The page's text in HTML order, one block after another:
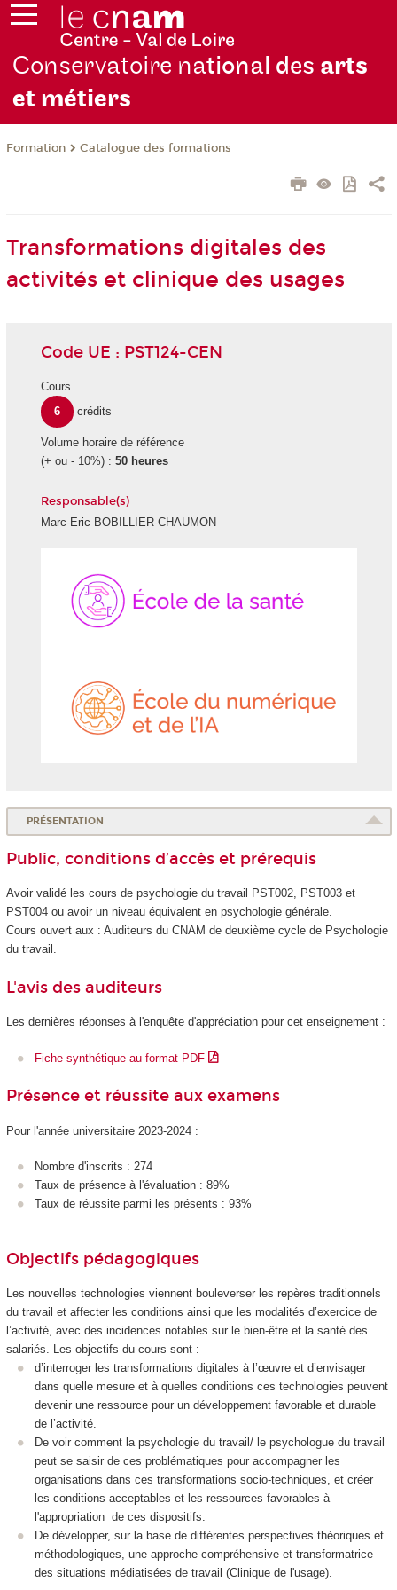
Conservatoire national des arts
et métiers
Formation Catalogue des formations
Transformations digitales des
activités et clinique des usages
Code UE : PST124-CEN
Cours
6
crédits
Volume horaire de référence
(+ ou - 10%) : 50 heures
Responsable(s)
Marc-Eric BOBILLIER-CHAUMON
PRÉSENTATION
Public, conditions d’accès et prérequis
Avoir validé les cours de psychologie du travail PST002, PST003 et
PST004 ou avoir un niveau équivalent en psychologie générale.
Cours ouvert aux : Auditeurs du CNAM de deuxième cycle de Psychologie
du travail.
L'avis des auditeurs
Les dernières réponses à l'enquête d'appréciation pour cet enseignement :
Fiche synthétique au format PDF
Présence et réussite aux examens
Pour l'année universitaire 2023-2024 :
Nombre d'inscrits : 274
Taux de présence à l'évaluation : 89%
Taux de réussite parmi les présents : 93%
Objectifs pédagogiques
Les nouvelles technologies viennent bouleverser les repères traditionnels
du travail et affecter les conditions ainsi que les modalités d’exercice de
l’activité, avec des incidences notables sur le bien-être et la santé des
salariés. Les objectifs du cours sont :
d’interroger les transformations digitales à l’œuvre et d’envisager
dans quelle mesure et à quelles conditions ces technologies peuvent
devenir une ressource pour un développement favorable et durable
de l’activité.
De voir comment la psychologie du travail/ le psychologue du travail
peut se saisir de ces problématiques pour accompagner les
organisations dans ces transformations socio-techniques, et créer
les conditions acceptables et les ressources favorables à
l'appropriation de ces dispositifs.
De développer, sur la base de différentes perspectives théoriques et
méthodologiques, une approche compréhensive et transformatrice
des situations médiatisées de travail (Clinique de l'usage).